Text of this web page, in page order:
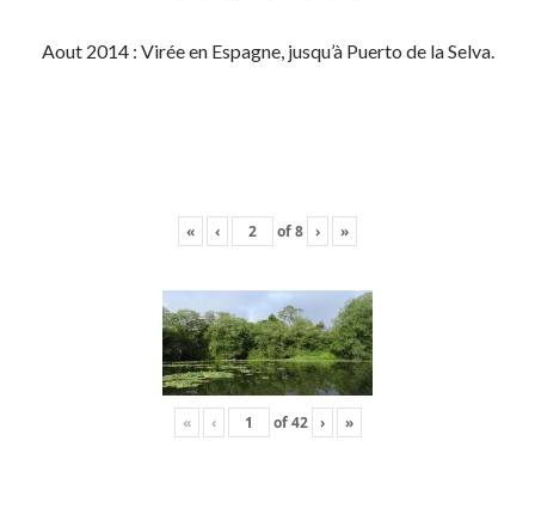
Aout 2014 : Virée en Espagne, jusqu’à Puerto de la Selva.
« ‹ of8 › »
« ‹ of42 › »